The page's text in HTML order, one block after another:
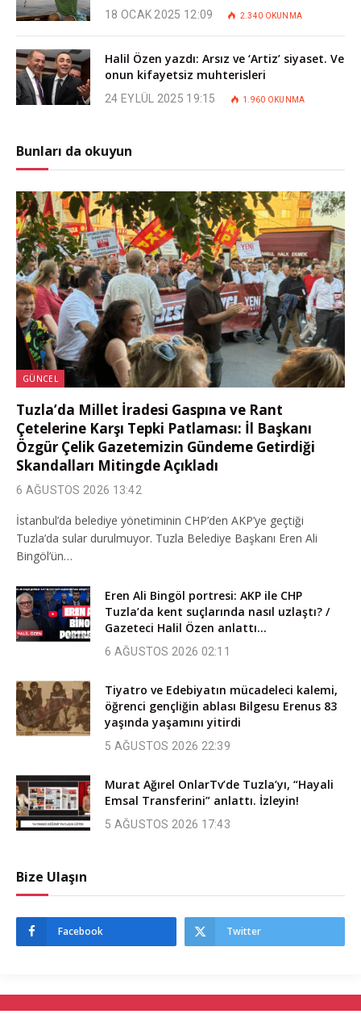
18 OCAK 2025 12:09 2.340 OKUNMA
Halil Özen yazdı: Arsız ve ‘Artiz’ siyaset. Ve
onun kifayetsiz muhterisleri
24 EYLÜL 2025 19:15 1.960 OKUNMA
Bunları da okuyun
GÜNCEL
Tuzla’da Millet İradesi Gaspına ve Rant
Çetelerine Karşı Tepki Patlaması: İl Başkanı
Özgür Çelik Gazetemizin Gündeme Getirdiği
Skandalları Mitingde Açıkladı
6 AĞUSTOS 2026 13:42
İstanbul’da belediye yönetiminin CHP’den AKP’ye geçtiği
Tuzla’da sular durulmuyor. Tuzla Belediye Başkanı Eren Ali
Bingöl’ün…
Eren Ali Bingöl portresi: AKP ile CHP
Tuzla’da kent suçlarında nasıl uzlaştı? /
Gazeteci Halil Özen anlattı…
6 AĞUSTOS 2026 02:11
Tiyatro ve Edebiyatın mücadeleci kalemi,
öğrenci gençliğin ablası Bilgesu Erenus 83
yaşında yaşamını yitirdi
5 AĞUSTOS 2026 22:39
Murat Ağırel OnlarTv’de Tuzla’yı, “Hayali
Emsal Transferini” anlattı. İzleyin!
5 AĞUSTOS 2026 17:43
Bize Ulaşın
Facebook Twitter